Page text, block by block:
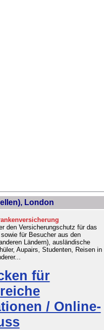
London
den Versicherungschutz für das
für Besucher aus den
Ländern), ausländische
Aupairs, Studenten, Reisen in
für
/ Online-